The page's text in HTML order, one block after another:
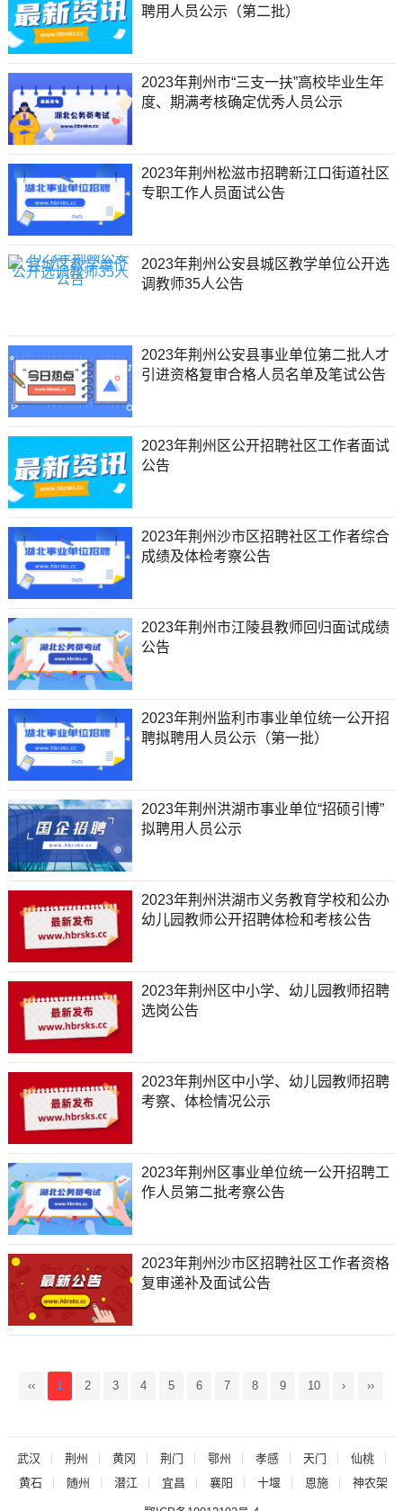
聘用人员公示（第二批）
2023年荆州市“三支一扶”高校毕业生年
度、期满考核确定优秀人员公示
2023年荆州松滋市招聘新江口街道社区
专职工作人员面试公告
2023年荆州公安县城区教学单位公开选
调教师35人公告
2023年荆州公安县事业单位第二批人才
引进资格复审合格人员名单及笔试公告
2023年荆州区公开招聘社区工作者面试
公告
2023年荆州沙市区招聘社区工作者综合
成绩及体检考察公告
2023年荆州市江陵县教师回归面试成绩
公告
2023年荆州监利市事业单位统一公开招
聘拟聘用人员公示（第一批）
2023年荆州洪湖市事业单位“招硕引博”
拟聘用人员公示
2023年荆州洪湖市义务教育学校和公办
幼儿园教师公开招聘体检和考核公告
2023年荆州区中小学、幼儿园教师招聘
选岗公告
2023年荆州区中小学、幼儿园教师招聘
考察、体检情况公示
2023年荆州区事业单位统一公开招聘工
作人员第二批考察公告
2023年荆州沙市区招聘社区工作者资格
复审递补及面试公告
‹‹ 1 2 3 4 5 6 7 8 9 10 › ››
武汉 荆州 黄冈 荆门 鄂州 孝感 天门
仙桃
黄石
随州 潜江 宜昌 襄阳 十堰 恩施 神农架